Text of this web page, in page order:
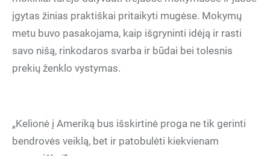
įgytas žinias praktiškai pritaikyti mugėse. Mokymų
metu buvo pasakojama, kaip išgryninti idėją ir rasti
savo nišą, rinkodaros svarba ir būdai bei tolesnis
prekių ženklo vystymas.
„Kelionė į Ameriką bus išskirtinė proga ne tik gerinti
bendrovės veiklą, bet ir patobulėti kiekvienam